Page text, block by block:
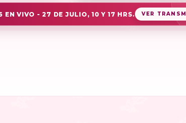
EN VIVO - 27 DE JULIO, 10 Y 17 HRS. VER